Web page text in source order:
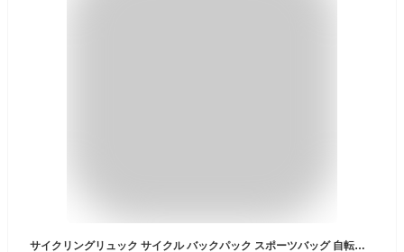
サイクリングリュック サイクル バックパック スポーツバッグ 自転車リュック 登山 ハイドレーションバッグ 通気 軽量( グリーン, Free Size)